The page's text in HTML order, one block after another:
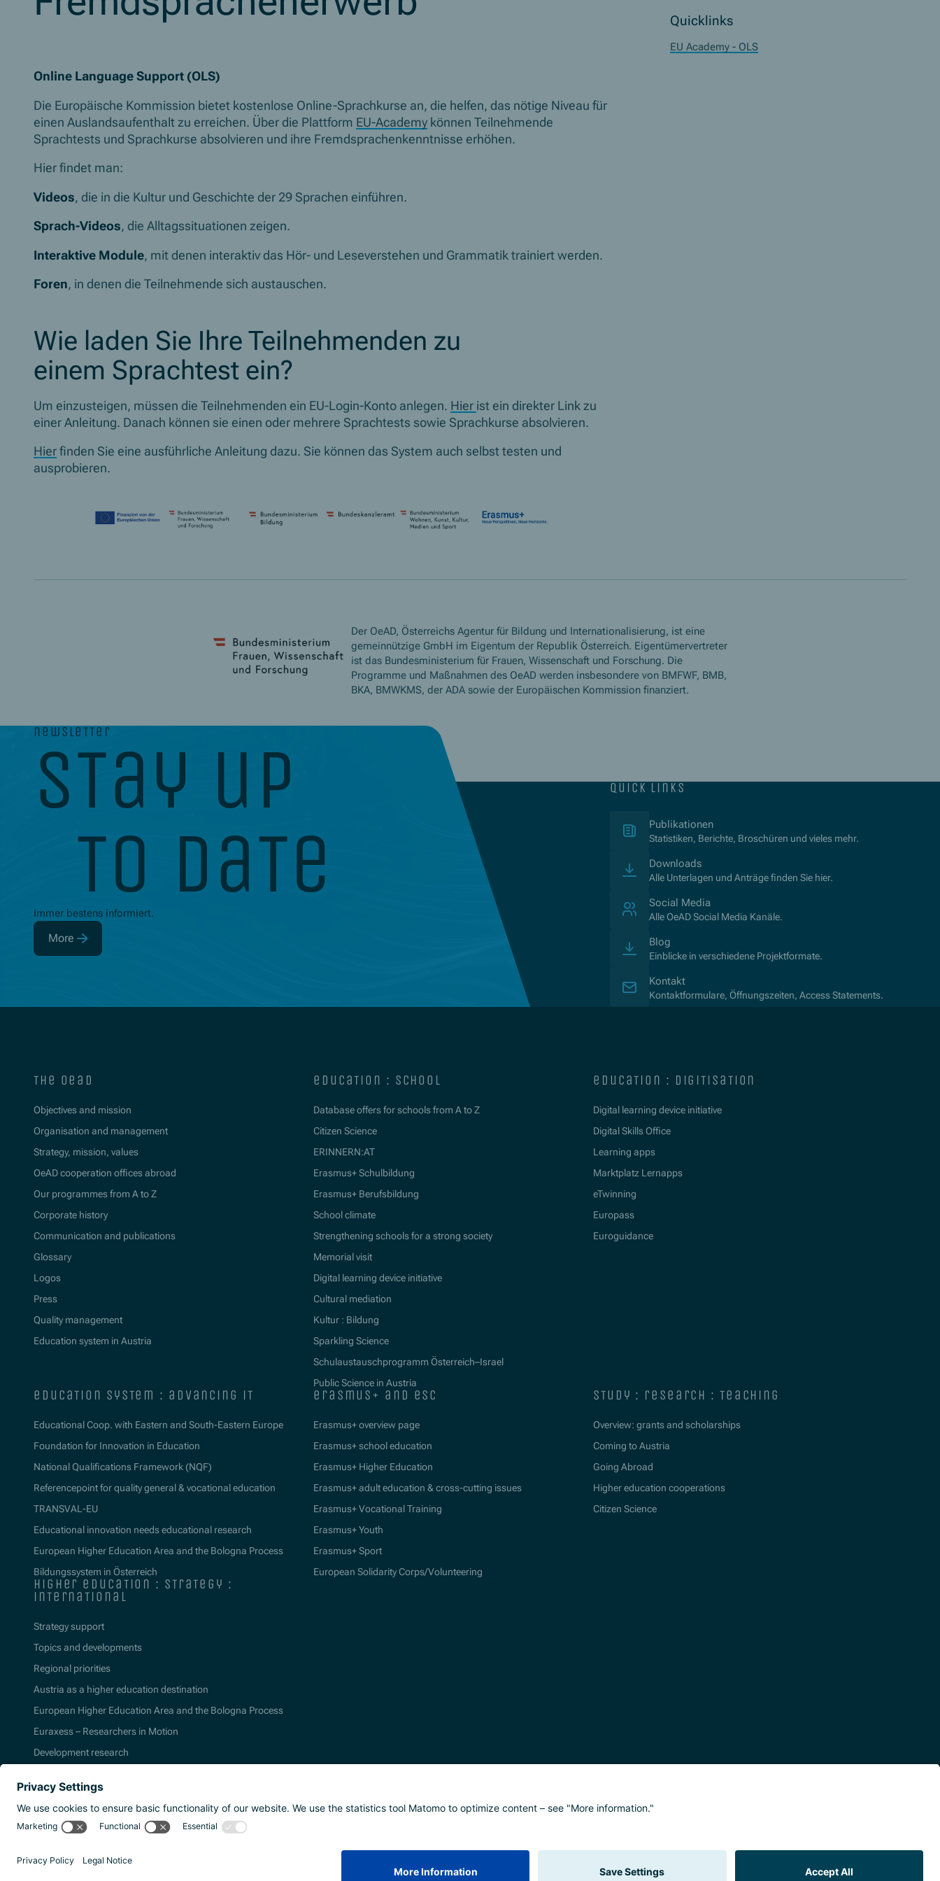
Online Language Support (OLS)
Die Europäische Kommission bietet kostenlose Online-Sprachkurse an, die helfen, das nötige Niveau für
einen Auslandsaufenthalt zu erreichen. Über die Plattform EU-Academy können Teilnehmende
Sprachtests und Sprachkurse absolvieren und ihre Fremdsprachenkenntnisse erhöhen.
Hier findet man:
Videos, die in die Kultur und Geschichte der 29 Sprachen einführen.
Sprach-Videos, die Alltagssituationen zeigen.
Interaktive Module, mit denen interaktiv das Hör- und Leseverstehen und Grammatik trainiert werden.
Foren, in denen die Teilnehmende sich austauschen.
Wie laden Sie Ihre Teilnehmenden zu
einem Sprachtest ein?
Um einzusteigen, müssen die Teilnehmenden ein EU-Login-Konto anlegen. Hier ist ein direkter Link zu
einer Anleitung. Danach können sie einen oder mehrere Sprachtests sowie Sprachkurse absolvieren.
Hier finden Sie eine ausführliche Anleitung dazu. Sie können das System auch selbst testen und
ausprobieren.
Quicklinks
EU Academy- OLS
Der OeAD, Österreichs Agentur für Bildung und Internationalisierung, ist eine
gemeinnützige GmbH im Eigentum der Republik Österreich. Eigentümervertreter
ist das Bundesministerium für Frauen, Wissenschaft und Forschung. Die
Programme und Maßnahmen des OeAD werden insbesondere von BMFWF, BMB,
BKA, BMWKMS, der ADA sowie der Europäischen Kommission finanziert.
newsletter
stay up
to date
Immer bestens informiert.
More
(Opens in new window)
quick links
Publikationen(Opens in new window)
Statistiken, Berichte, Broschüren und vieles mehr.
Downloads
Alle Unterlagen und Anträge finden Sie hier.
Social Media
Alle OeAD Social Media Kanäle.
Blog
Einblicke in verschiedene Projektformate.
Kontakt
Kontaktformulare, Öffnungszeiten, Access Statements.
the oead
Objectives and mission
Organisation and management
Strategy, mission, values
OeAD cooperation offices abroad
Our programmes from A to Z
Corporate history
Communication and publications
Glossary
Logos
Press
Quality management
Education system in Austria
education : school
Database offers for schools from A to Z
Citizen Science
ERINNERN:AT
Erasmus+ Schulbildung
Erasmus+ Berufsbildung
School climate
Strengthening schools for a strong society
Memorial visit
Digital learning device initiative
Cultural mediation
Kultur : Bildung
Sparkling Science
Schulaustauschprogramm Österreich–Israel
Public Science in Austria
education : digitisation
Digital learning device initiative
Digital Skills Office
Learning apps
Marktplatz Lernapps
eTwinning
Europass
Euroguidance
education system : advancing it
Educational Coop. with Eastern and South-Eastern Europe
Foundation for Innovation in Education
National Qualifications Framework (NQF)
Referencepoint for quality general & vocational education
TRANSVAL-EU
Educational innovation needs educational research
European Higher Education Area and the Bologna Process
Bildungssystem in Österreich
erasmus+ and esc
Erasmus+ overview page
Erasmus+ school education
Erasmus+ Higher Education
Erasmus+ adult education & cross-cutting issues
Erasmus+ Vocational Training
Erasmus+ Youth
Erasmus+ Sport
European Solidarity Corps/Volunteering
study : research : teaching
Overview: grants and scholarships
Coming to Austria
Going Abroad
Higher education cooperations
Citizen Science
higher education : strategy :
international
Strategy support
Topics and developments
Regional priorities
Austria as a higher education destination
European Higher Education Area and the Bologna Process
Euraxess – Researchers in Motion
Development research
2026 | Agentur für Bildung und Internationalisierung